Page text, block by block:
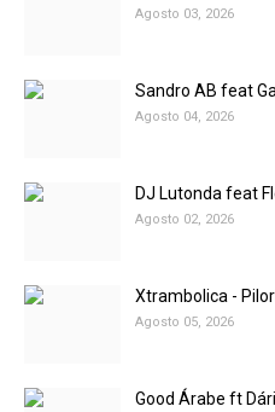
Agosto 03, 2026
Sandro AB feat
Agosto 04, 2026
DJ Lutonda feat
Agosto 02, 2026
Xtrambolica -
Agosto 05, 2026
Good Árabe ft